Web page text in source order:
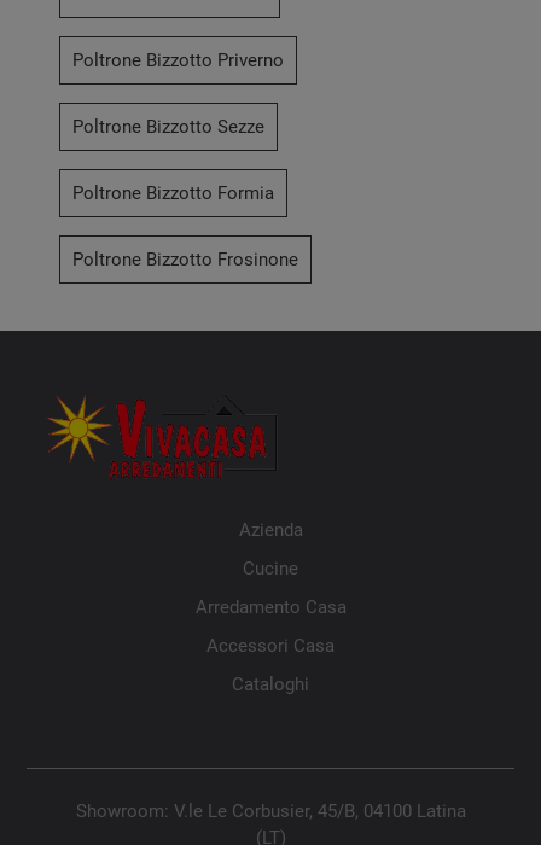
Poltrone Bizzotto Priverno
Poltrone Bizzotto Sezze
Poltrone Bizzotto Formia
Poltrone Bizzotto Frosinone
Azienda
Cucine
Arredamento Casa
Accessori Casa
Cataloghi
Showroom: V.le Le Corbusier, 45/B, 04100 Latina
(LT)